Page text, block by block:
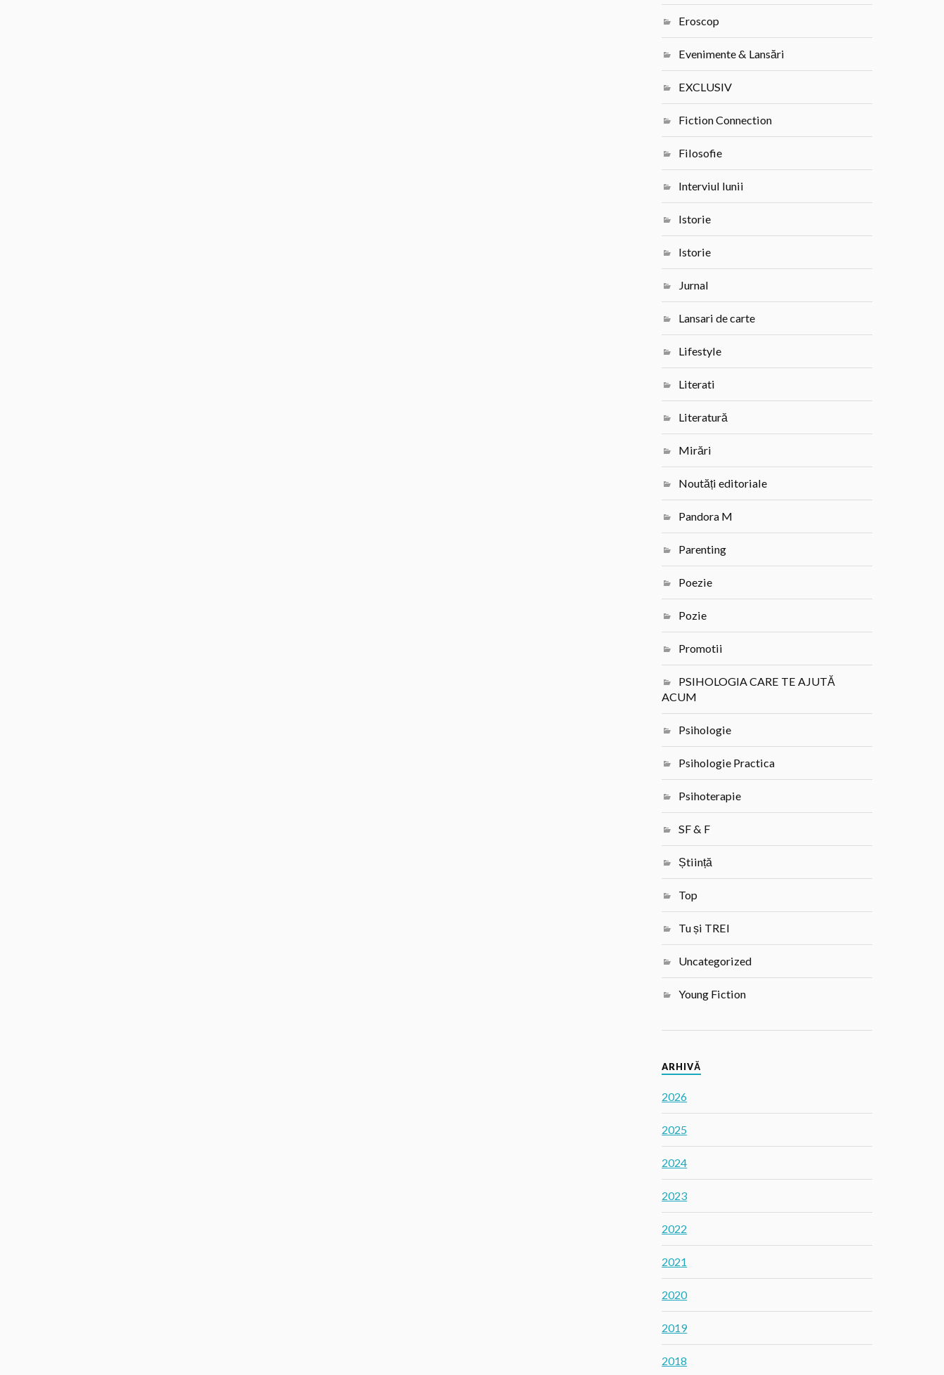
Eroscop
Evenimente & Lansări
EXCLUSIV
Fiction Connection
Filosofie
Interviul lunii
Istorie
Istorie
Jurnal
Lansari de carte
Lifestyle
Literati
Literatură
Mirări
Noutăți editoriale
Pandora M
Parenting
Poezie
Pozie
Promotii
PSIHOLOGIA CARE TE AJUTĂ
ACUM
Psihologie
Psihologie Practica
Psihoterapie
SF & F
Știință
Top
Tu și TREI
Uncategorized
Young Fiction
ARHIVĂ
2026
2025
2024
2023
2022
2021
2020
2019
2018